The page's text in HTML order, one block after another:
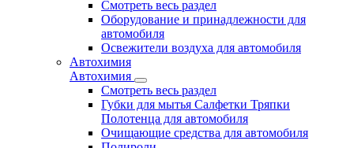
Смотреть весь раздел
Оборудование и принадлежности для
автомобиля
Освежители воздуха для автомобиля
Автохимия
Автохимия
Смотреть весь раздел
Губки для мытья Салфетки Тряпки
Полотенца для автомобиля
Очищающие средства для автомобиля